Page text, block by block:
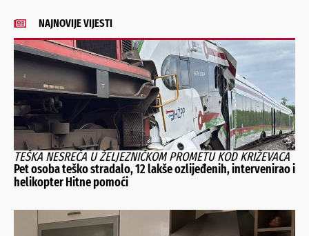
NAJNOVIJE VIJESTI
TEŠKA NESREĆA U ŽELJEZNIČKOM PROMETU KOD KRIŽEVACA
Pet osoba teško stradalo, 12 lakše ozlijeđenih, intervenirao i
helikopter Hitne pomoći